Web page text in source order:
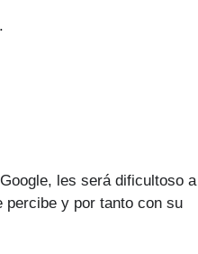
.
les será dificultoso a
y por tanto con su